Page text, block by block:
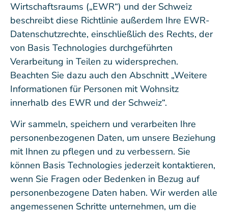
Wirtschaftsraums („EWR“) und der Schweiz
beschreibt diese Richtlinie außerdem Ihre EWR-
Datenschutzrechte, einschließlich des Rechts, der
von Basis Technologies durchgeführten
Verarbeitung in Teilen zu widersprechen.
Beachten Sie dazu auch den Abschnitt „Weitere
Informationen für Personen mit Wohnsitz
innerhalb des EWR und der Schweiz“.
Wir sammeln, speichern und verarbeiten Ihre
personenbezogenen Daten, um unsere Beziehung
mit Ihnen zu pflegen und zu verbessern. Sie
können Basis Technologies jederzeit kontaktieren,
wenn Sie Fragen oder Bedenken in Bezug auf
personenbezogene Daten haben. Wir werden alle
angemessenen Schritte unternehmen, um die